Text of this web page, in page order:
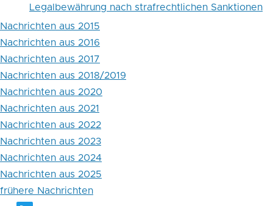
Legalbewährung nach strafrechtlichen Sanktionen
Nachrichten aus 2015
Nachrichten aus 2016
Nachrichten aus 2017
Nachrichten aus 2018/2019
Nachrichten aus 2020
Nachrichten aus 2021
Nachrichten aus 2022
Nachrichten aus 2023
Nachrichten aus 2024
Nachrichten aus 2025
frühere Nachrichten